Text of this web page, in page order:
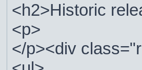
<h2>Historic
<p>
</p><div